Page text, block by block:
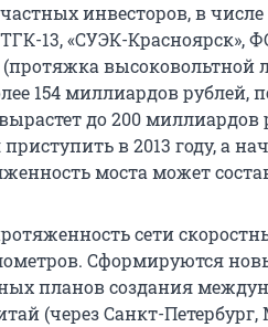
инвесторов, в
13, «СУЭК-Красноярск»,
высоковольтной
154 миллиардов
до 200
в 2013 году, а
моста может
сети
Сформируются
планов создания
(через Санкт-